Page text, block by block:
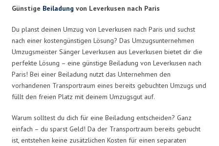
Günstige Beiladung von Leverkusen nach Paris
Du planst deinen Umzug von Leverkusen nach Paris und suchst
nach einer kostengünstigen Lösung? Das Umzugsunternehmen
Umzugsmeister Sänger Leverkusen aus Leverkusen bietet dir die
perfekte Lösung – eine günstige Beiladung von Leverkusen nach
Paris! Bei einer Beiladung nutzt das Unternehmen den
vorhandenen Transportraum eines bereits gebuchten Umzugs und
füllt den freien Platz mit deinem Umzugsgut auf.
Warum solltest du dich für eine Beiladung entscheiden? Ganz
einfach – du sparst Geld! Da der Transportraum bereits gebucht
ist, entstehen keine zusätzlichen Kosten für einen separaten